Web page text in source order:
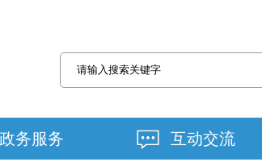
政务服务 互动交流